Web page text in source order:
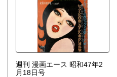
週刊 漫画エース 昭和47年2
月18日号